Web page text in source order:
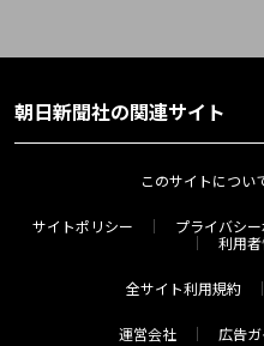
朝日新聞社の関連サイト
このサイトについ
サイトポリシー プライバシ
利用
全サイト利用規約
運営会社 広告